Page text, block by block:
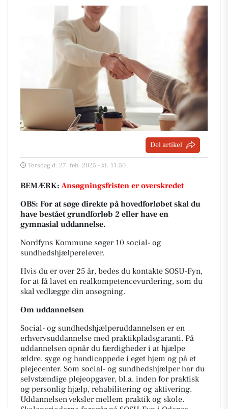
Del artikel
Torsdag d. 27. feb. 2025 - kl. 11:50
BEMÆRK: Ansøgningsfristen er overskredet
OBS: For at søge direkte på hovedforløbet skal du
have bestået grundforløb 2 eller have en
gymnasial uddannelse.
Nordfyns Kommune søger 10 social- og
sundhedshjælperelever.
Hvis du er over 25 år, bedes du kontakte SOSU-Fyn,
for at få lavet en realkompetencevurdering, som du
skal vedlægge din ansøgning.
Om uddannelsen
Social- og sundhedshjælperuddannelsen er en
erhvervsuddannelse med praktikpladsgaranti. På
uddannelsen opnår du færdigheder i at hjælpe
ældre, syge og handicappede i eget hjem og på et
plejecenter. Som social- og sundhedshjælper har du
selvstændige plejeopgaver, bl.a. inden for praktisk
og personlig hjælp, rehabilitering og aktivering.
Uddannelsen veksler mellem praktik og skole.